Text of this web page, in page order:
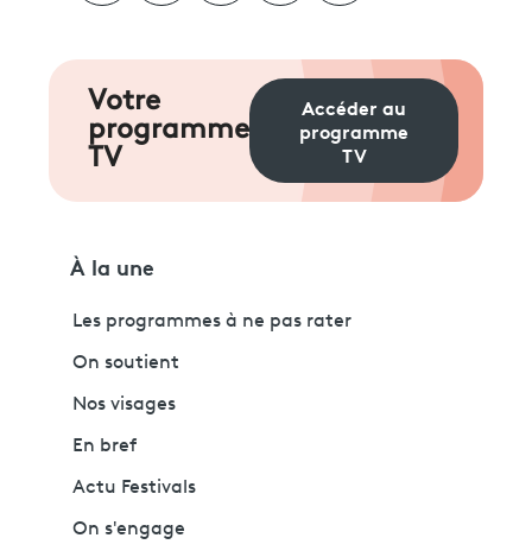
Votre
programme
TV
Accéder au
programme
TV
À la une
Les programmes à ne pas rater
On soutient
Nos visages
En bref
Actu Festivals
On s'engage